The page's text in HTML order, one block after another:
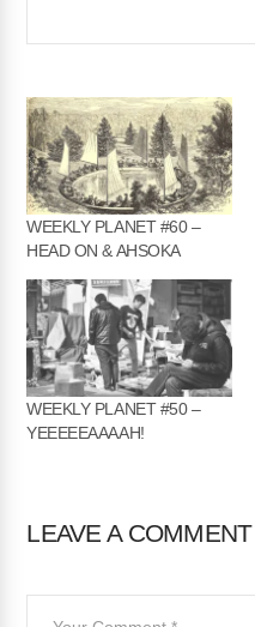
WEEKLY PLANET #60 –
HEAD ON & AHSOKA
WEEKLY PLANET #50 –
YEEEEEAAAAH!
LEAVE A COMMENT